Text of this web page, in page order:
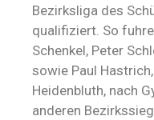
Bezirksliga des
qualifiziert. So
Schenkel, Peter
sowie Paul
Heidenbluth, nach
anderen